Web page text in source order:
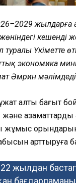
жылдарға
кешенді
туралы Үкіметте
экономика
Әмрин
алты бағыт
азаматтардың
жұмыс
арттыруға
жылдан